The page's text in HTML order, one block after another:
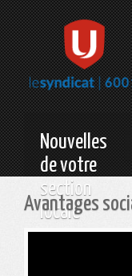
Nouvelles
de votre
section
locale
Avantages